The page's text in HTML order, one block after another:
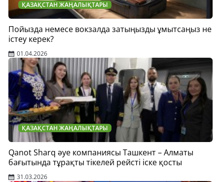
ҚАЗАҚСТАН ЖАҢАЛЫҚТАРЫ
Пойызда немесе вокзалда затыңызды ұмытсаңыз не
істеу керек?
01.04.2026
ҚАЗАҚСТАН ЖАҢАЛЫҚТАРЫ
Qanot Sharq әуе компаниясы Ташкент – Алматы
бағытында тұрақты тікелей рейсті іске қосты
31.03.2026